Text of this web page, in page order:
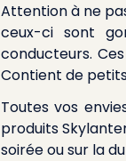
Attention à ne
ceux-ci sont
conducteurs.
Contient de
Toutes vos
produits
soirée ou sur la